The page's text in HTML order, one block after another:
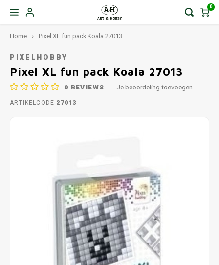
0
Home Pixel XL fun pack Koala 27013
PIXELHOBBY
Pixel XL fun pack Koala 27013
0 REVIEWS Je beoordeling toevoegen
ARTIKELCODE 27013